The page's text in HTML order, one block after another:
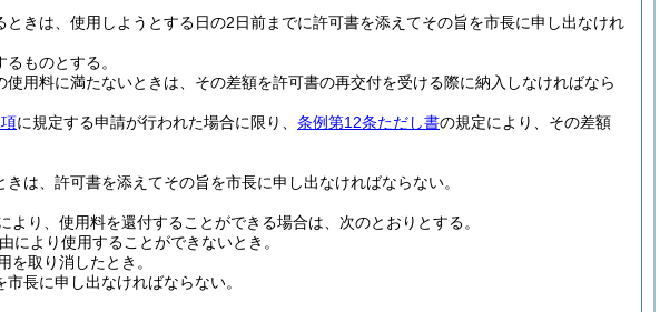
きは、使用しようとする日の2日前までに許可書を添えてその旨を市長に申し出なけれ
ものとする。
用料に満たないときは、その差額を許可書の再交付を受ける際に納入しなければなら
に規定する申請が行われた場合に限り、 条例第12条ただし書の規定により、その差額
は、許可書を添えてその旨を市長に申し出なければならない。
より、使用料を還付することができる場合は、次のとおりとする。
により使用することができないとき。
取り消したとき。
長に申し出なければならない。